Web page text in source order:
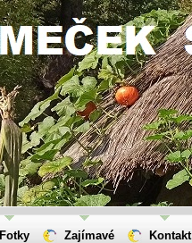
Fotky Zajímavé Kontakt